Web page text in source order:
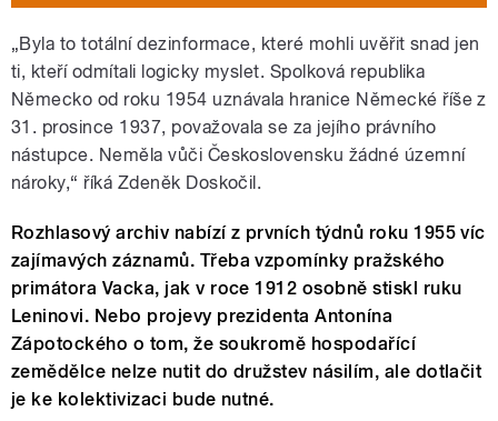
„Byla to totální dezinformace, které mohli uvěřit snad jen
ti, kteří odmítali logicky myslet. Spolková republika
Německo od roku 1954 uznávala hranice Německé říše z
31. prosince 1937, považovala se za jejího právního
nástupce. Neměla vůči Československu žádné územní
nároky,“ říká Zdeněk Doskočil.
Rozhlasový archiv nabízí z prvních týdnů roku 1955 víc
zajímavých záznamů. Třeba vzpomínky pražského
primátora Vacka, jak v roce 1912 osobně stiskl ruku
Leninovi. Nebo projevy prezidenta Antonína
Zápotockého o tom, že soukromě hospodařící
zemědělce nelze nutit do družstev násilím, ale dotlačit
je ke kolektivizaci bude nutné.